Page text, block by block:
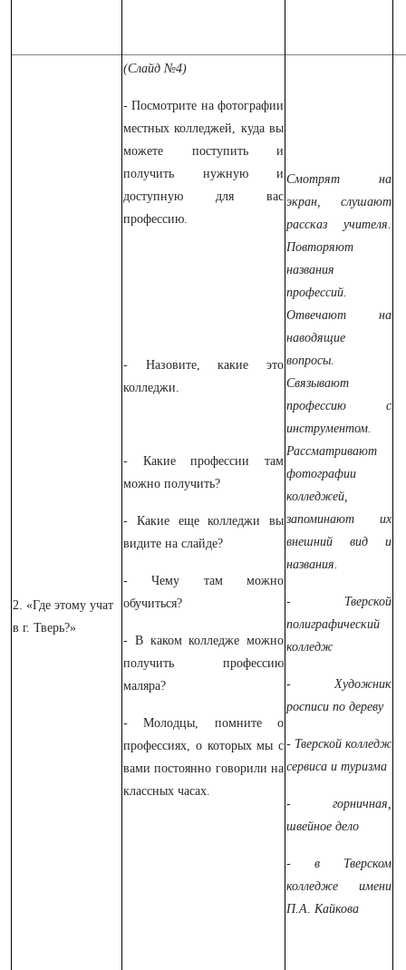
2. «Где этому учат
в г. Тверь?»
(Слайд №4)
- Посмотрите на фотографии
местных колледжей, куда вы
можете поступить и
получить нужную и
доступную для вас
профессию.
- Назовите, какие это
колледжи.
- Какие профессии там
можно получить?
- Какие еще колледжи вы
видите на слайде?
- Чему там можно
обучиться?
- В каком колледже можно
получить профессию
маляра?
- Молодцы, помните о
профессиях, о которых мы с
вами постоянно говорили на
классных часах.
Смотрят на
экран, слушают
рассказ учителя.
Повторяют
названия
профессий.
Отвечают на
наводящие
вопросы.
Связывают
профессию с
инструментом.
Рассматривают
фотографии
колледжей,
запоминают их
внешний вид и
названия.
- Тверской
полиграфический
колледж
- Художник
росписи по дереву
- Тверской колледж
сервиса и туризма
- горничная,
швейное дело
- в Тверском
колледже имени
П.А. Кайкова